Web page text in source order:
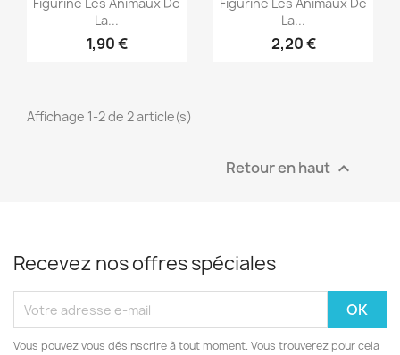
La...
1,90 €
La...
2,20 €
Affichage 1-2 de 2 article(s)
Retour en haut 
Recevez nos offres spéciales
Vous pouvez vous désinscrire à tout moment. Vous trouverez pour cela